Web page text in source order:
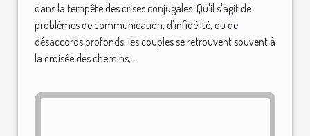
dans la tempête des crises conjugales. Qu'il s'agit de
problèmes de communication, d'infidélité, ou de
désaccords profonds, les couples se retrouvent souvent à
la croisée des chemins,...